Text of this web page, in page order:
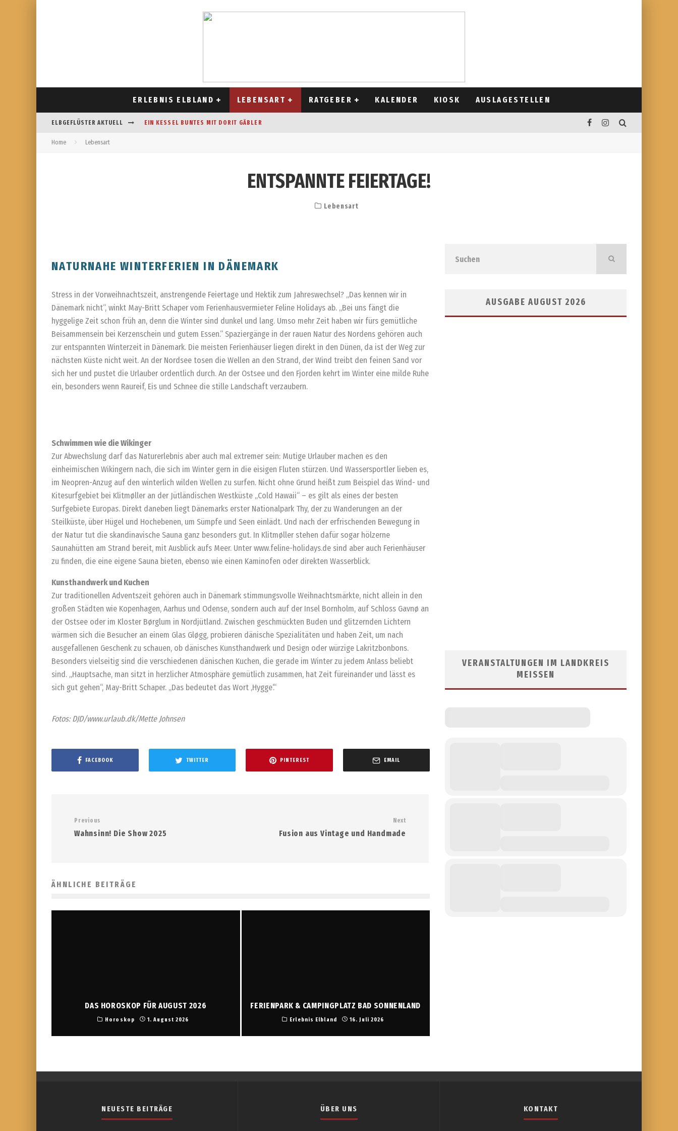
ERLEBNIS ELBLAND LEBENSART RATGEBER KALENDER KIOSK AUSLAGESTELLEN
ELBGEFLÜSTER AKTUELL EIN KESSEL BUNTES MIT DORIT GÄBLER
Home Lebensart
ENTSPANNTE FEIERTAGE!
Lebensart
NATURNAHE WINTERFERIEN IN DÄNEMARK
Stress in der Vorweihnachtszeit, anstrengende Feiertage und Hektik zum Jahreswechsel? „Das kennen wir in
Dänemark nicht“, winkt May-Britt Schaper vom Ferienhausvermieter Feline Holidays ab. „Bei uns fängt die
hyggelige Zeit schon früh an, denn die Winter sind dunkel und lang. Umso mehr Zeit haben wir fürs gemütliche
Beisammensein bei Kerzenschein und gutem Essen.“ Spaziergänge in der rauen Natur des Nordens gehören auch
zur entspannten Winterzeit in Dänemark. Die meisten Ferienhäuser liegen direkt in den Dünen, da ist der Weg zur
nächsten Küste nicht weit. An der Nordsee tosen die Wellen an den Strand, der Wind treibt den feinen Sand vor
sich her und pustet die Urlauber ordentlich durch. An der Ostsee und den Fjorden kehrt im Winter eine milde Ruhe
ein, besonders wenn Raureif, Eis und Schnee die stille Landschaft verzaubern.
Schwimmen wie die Wikinger
Zur Abwechslung darf das Naturerlebnis aber auch mal extremer sein: Mutige Urlauber machen es den
einheimischen Wikingern nach, die sich im Winter gern in die eisigen Fluten stürzen. Und Wassersportler lieben es,
im Neopren-Anzug auf den winterlich wilden Wellen zu surfen. Nicht ohne Grund heißt zum Beispiel das Wind- und
Kitesurfgebiet bei Klitmøller an der Jütländischen Westküste „Cold Hawaii“ – es gilt als eines der besten
Surfgebiete Europas. Direkt daneben liegt Dänemarks erster Nationalpark Thy, der zu Wanderungen an der
Steilküste, über Hügel und Hochebenen, um Sümpfe und Seen einlädt. Und nach der erfrischenden Bewegung in
der Natur tut die skandinavische Sauna ganz besonders gut. In Klitmøller stehen dafür sogar hölzerne
Saunahütten am Strand bereit, mit Ausblick aufs Meer. Unter www.feline-holidays.de sind aber auch Ferienhäuser
zu finden, die eine eigene Sauna bieten, ebenso wie einen Kaminofen oder direkten Wasserblick.
Kunsthandwerk und Kuchen
Zur traditionellen Adventszeit gehören auch in Dänemark stimmungsvolle Weihnachtsmärkte, nicht allein in den
großen Städten wie Kopenhagen, Aarhus und Odense, sondern auch auf der Insel Bornholm, auf Schloss Gavnø an
der Ostsee oder im Kloster Børglum in Nordjütland. Zwischen geschmückten Buden und glitzernden Lichtern
wärmen sich die Besucher an einem Glas Gløgg, probieren dänische Spezialitäten und haben Zeit, um nach
ausgefallenen Geschenk zu schauen, ob dänisches Kunsthandwerk und Design oder würzige Lakritzbonbons.
Besonders vielseitig sind die verschiedenen dänischen Kuchen, die gerade im Winter zu jedem Anlass beliebt
sind. „Hauptsache, man sitzt in herzlicher Atmosphäre gemütlich zusammen, hat Zeit füreinander und lässt es
sich gut gehen“, May-Britt Schaper. „Das bedeutet das Wort ‚Hygge‘.“
Fotos: DJD/www.urlaub.dk/Mette Johnsen
FACEBOOK TWITTER PINTEREST EMAIL
Previous
Wahnsinn! Die Show 2025
Next
Fusion aus Vintage und Handmade
ÄHNLICHE BEITRÄGE
DAS HOROSKOP FÜR AUGUST 2026
Horoskop 1. August 2026
FERIENPARK & CAMPINGPLATZ BAD SONNENLAND
Erlebnis Elbland 16. Juli 2026
AUSGABE AUGUST 2026
VERANSTALTUNGEN IM LANDKREIS
MEISSEN
NEUESTE BEITRÄGE ÜBER UNS KONTAKT